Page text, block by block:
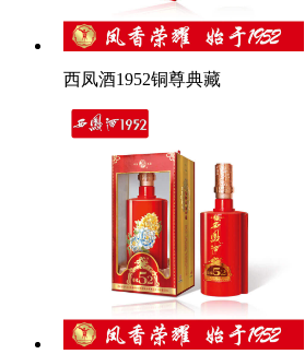
西凤酒1952铜尊典藏